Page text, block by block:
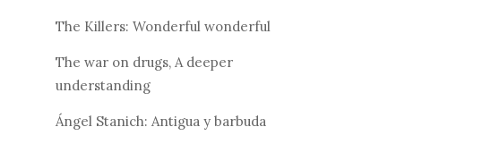
The Killers: Wonderful wonderful
The war on drugs, A deeper
understanding
Ángel Stanich: Antigua y barbuda